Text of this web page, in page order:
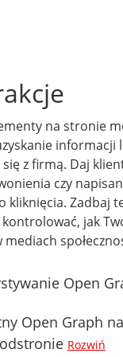
na stronie
informacji
z firmą. Daj
czy
kliknięcia. Zadbaj
jak
Open
Open Graph
Rozwiń